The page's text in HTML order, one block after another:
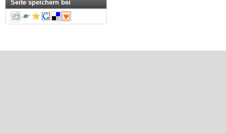
Seite speichern bei